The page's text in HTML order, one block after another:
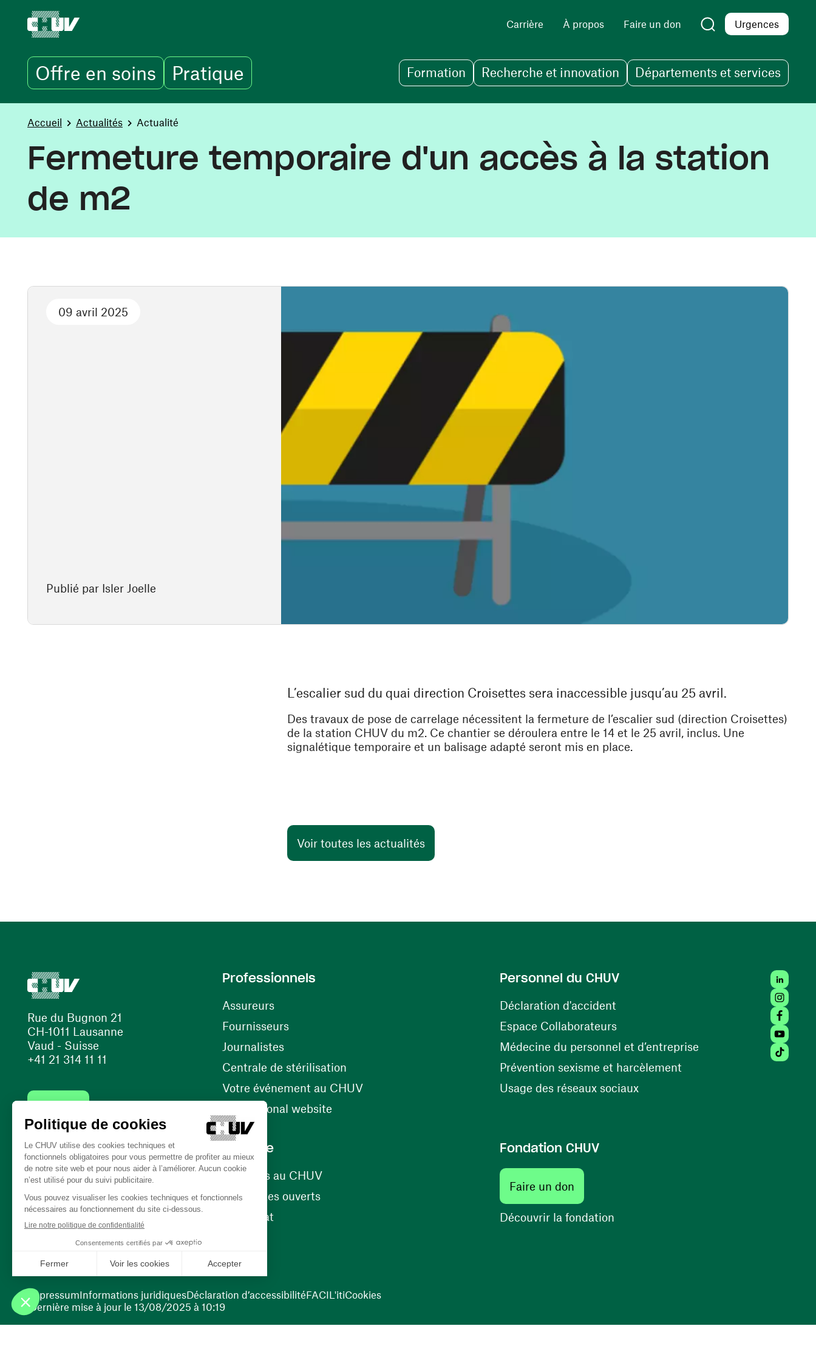
Carrière À propos Faire un don Urgences
Offre en soins Pratique Formation Recherche et innovation Départements et services
You are here:
Accueil Actualités Actualité
Fermeture temporaire d'un accès à la station
de m2
Publié par Isler Joelle
09 avril 2025
L’escalier sud du quai direction Croisettes sera inaccessible jusqu’au 25 avril.
Des travaux de pose de carrelage nécessitent la fermeture de l’escalier sud (direction Croisettes)
de la station CHUV du m2. Ce chantier se déroulera entre le 14 et le 25 avril, inclus. Une
signalétique temporaire et un balisage adapté seront mis en place.
Voir toutes les actualités
Rue du Bugnon 21
CH-1011 Lausanne
Vaud - Suisse
+41 21 314 11 11
(ouvre une nouvelle fenêtre)
(ouvre une nouvelle fenêtre)
Professionnels
Assureurs
Fournisseurs(ouvre une nouvelle fenêtre)
Journalistes
Centrale de stérilisation
Votre événement au CHUV(ouvre une nouvelle fenêtre)
International website
Personnel du CHUV
Déclaration d'accident(ouvre une nouvelle fenêtre)
Espace Collaborateurs(ouvre une nouvelle fenêtre)
Médecine du personnel et d’entreprise(ouvre une nouvelle
Prévention sexisme et harcèlement(ouvre une nouvelle
Usage des réseaux sociaux(ouvre une nouvelle fenêtre)
Carrière
Carrières au CHUV(ouvre une nouvelle fenêtre)
Nos postes ouverts(ouvre une nouvelle fenêtre)
Bénévolat
Fondation CHUV
Faire un don(ouvre une nouvelle fenêtre)
Découvrir la fondation(ouvre une nouvelle fenêtre)
Tiktok
Dernière mise à jour le 13/08/2025 à 10:19
ImpressumInformations juridiquesDéclaration d’accessibilitéFACIL'itiCookies